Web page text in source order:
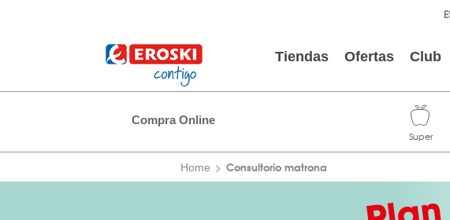
Tiendas Ofertas Club
Compra Online
Home Consultorio matrona